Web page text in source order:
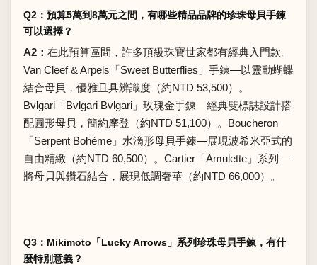
Q2：預算5萬到8萬元之間，有哪些精品品牌的珍珠母貝手鍊
可以選擇？
A2： 在此預算區間，許多頂級珠寶世家都有經典入門款。
Van Cleef & Arpels「Sweet Butterflies」手鍊―以靈動蝴蝶
結合母貝，優雅且具辨識度（約NTD 53,500）。
Bvlgari「Bvlgari Bvlgari」玫瑰金手鍊―經典雙標誌設計搭
配圓形母貝，簡約摩登（約NTD 51,100）。Boucheron
「Serpent Bohème」水滴形母貝手鍊―展現波希米亞式的
自由精緻（約NTD 60,500）。Cartier「Amulette」系列―
將母貝與鑽石結合，展現低調奢華（約NTD 66,000）。
Q3：Mikimoto「Lucky Arrows」系列珍珠母貝手鍊，有什
麼特別意義？